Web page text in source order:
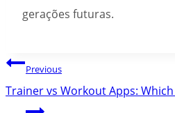
gerações futuras.
Post
navigation
Previous
Trainer vs Workout Apps: